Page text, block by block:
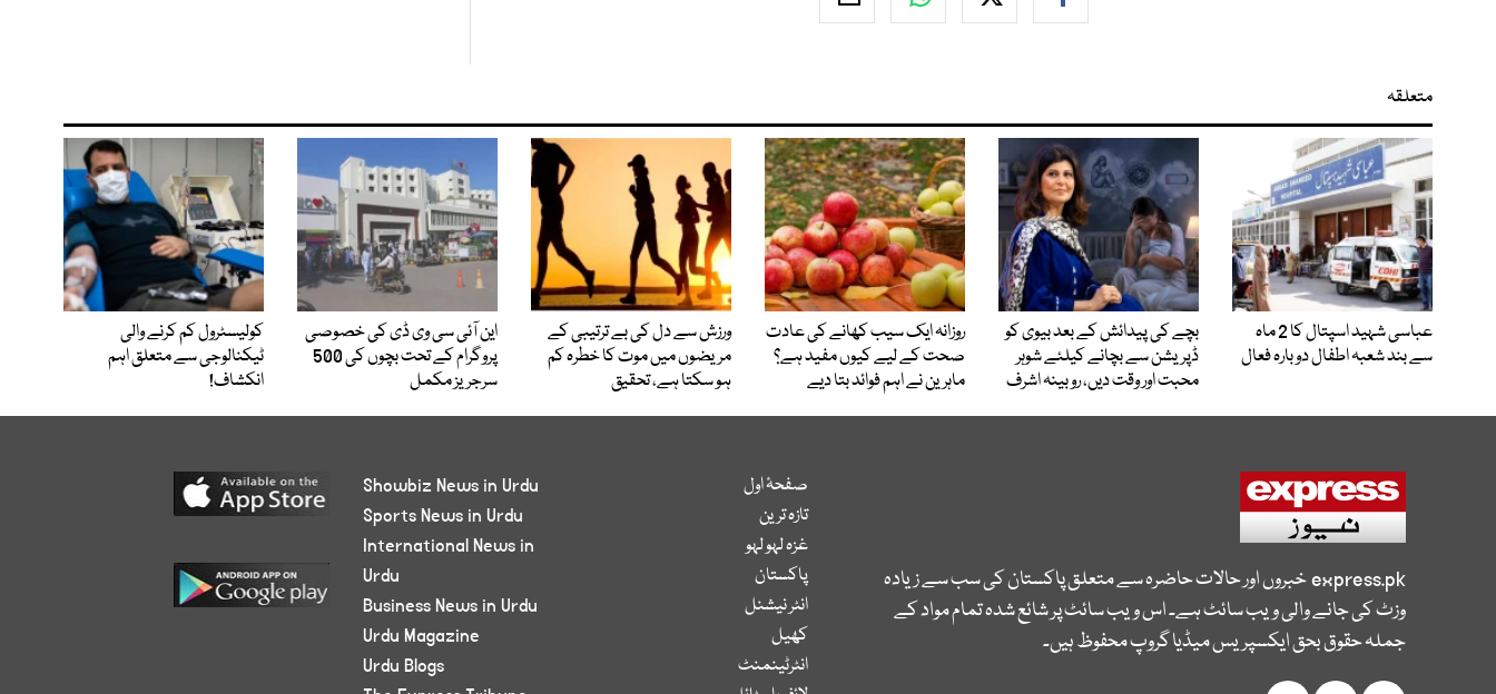
متعلقہ
عباسی شہید اسپتال کا 2 ماہ
سے بند شعبہ اطفال دوبارہ فعال
بچے کی پیدائش کے بعد بیوی کو
ڈپریشن سے بچانے کیلئے شوہر
محبت اور وقت دیں، روبینہ اشرف
روزانہ ایک سیب کھانے کی عادت
صحت کے لیے کیوں مفید ہے؟
ماہرین نے اہم فوائد بتا دیے
ورزش سے دل کی بے ترتیبی کے
مریضوں میں موت کا خطرہ کم
ہو سکتا ہے، تحقیق
این آئی سی وی ڈی کی خصوصی
پروگرام کے تحت بچوں کی 500
سرجریز مکمل
کولیسٹرول کم کرنے والی
ٹیکنالوجی سے متعلق اہم
انکشاف!
express.pkخبروں اور حالات حاضرہ سے متعلق پاکستان کی سب سے زیادہ
وزٹ کی جانے والی ویب سائٹ ہے۔ اس ویب سائٹ پر شائع شدہ تمام مواد کے
جملہ حقوق بحق ایکسپریس میڈیا گروپ محفوظ ہیں۔
صفحۂ اول
تازہ ترین
غزہ لہو لہو
پاکستان
انٹر نیشنل
کھیل
انٹرٹینمنٹ
Showbiz News in Urdu
Sports News in Urdu
International News in
Urdu
Business News in Urdu
Urdu Magazine
Urdu Blogs